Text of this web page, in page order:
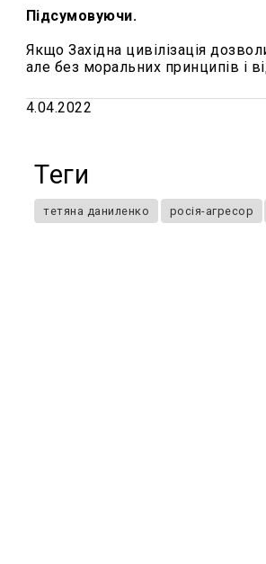
Підсумовуючи.
Якщо Західна цивілізація
але без моральних принципів і
4.04.2022
Теги
тетяна даниленко росія-агресор